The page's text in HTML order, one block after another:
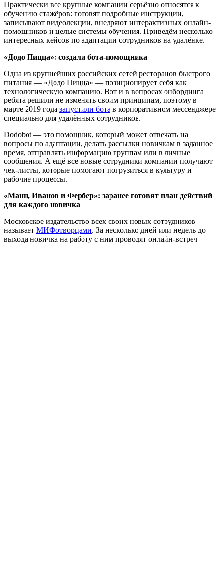
Практически все крупные компании серьёзно относятся к
обучению стажёров: готовят подробные инструкции,
записывают видеолекции, внедряют интерактивных онлайн-
помощников и целые системы обучения. Приведём несколько
интересных кейсов по адаптации сотрудников на удалёнке.
«Додо Пицца»: создали бота-помощника
Одна из крупнейших российских сетей ресторанов быстрого
питания — «Додо Пицца» — позиционирует себя как
технологическую компанию. Вот и в вопросах онбординга
ребята решили не изменять своим принципам, поэтому в
марте 2019 года запустили бота в корпоративном мессенджере
специально для удалённых сотрудников.
Dodobot — это помощник, который может отвечать на
вопросы по адаптации, делать рассылки новичкам в заданное
время, отправлять информацию группам или в личные
сообщения. А ещё все новые сотрудники компании получают
чек-листы, которые помогают погрузиться в культуру и
рабочие процессы.
«Манн, Иванов и Фербер»: заранее готовят план действий
для каждого новичка
Московское издательство всех своих новых сотрудников
называет МИФотворцами. За несколько дней или недель до
выхода новичка на работу с ним проводят онлайн-встреч